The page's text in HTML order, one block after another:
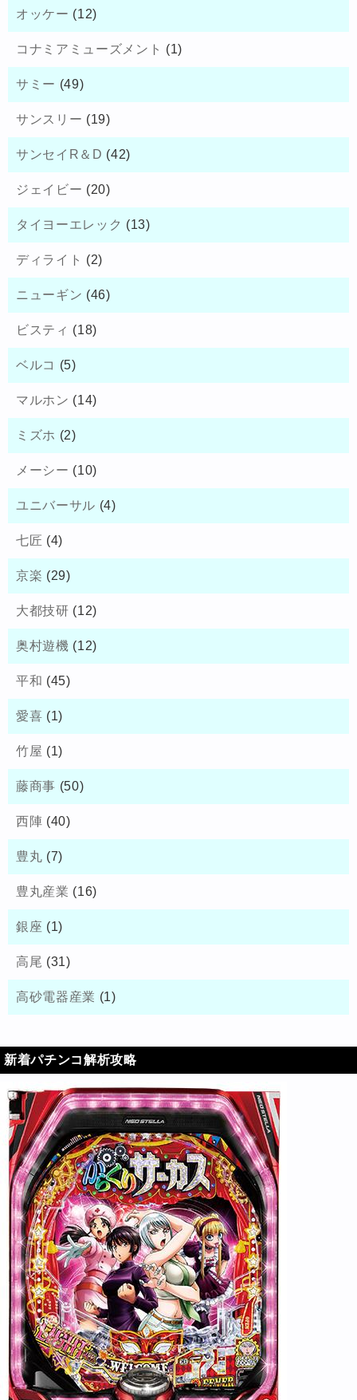
オッケー (12)
コナミアミューズメント (1)
サミー (49)
サンスリー (19)
サンセイR＆D (42)
ジェイビー (20)
タイヨーエレック (13)
ディライト (2)
ニューギン (46)
ビスティ (18)
ベルコ (5)
マルホン (14)
ミズホ (2)
メーシー (10)
ユニバーサル (4)
七匠 (4)
京楽 (29)
大都技研 (12)
奥村遊機 (12)
平和 (45)
愛喜 (1)
竹屋 (1)
藤商事 (50)
西陣 (40)
豊丸 (7)
豊丸産業 (16)
銀座 (1)
高尾 (31)
高砂電器産業 (1)
新着パチンコ解析攻略